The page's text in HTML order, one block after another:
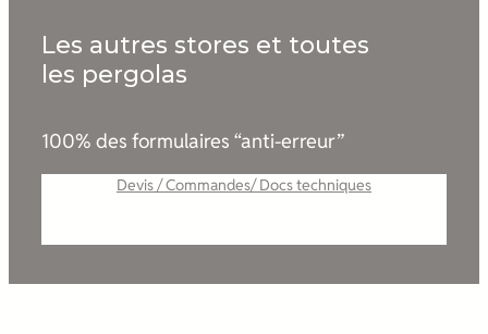
Les autres stores et toutes
les pergolas
100% des formulaires “anti-erreur”
Devis / Commandes/ Docs techniques